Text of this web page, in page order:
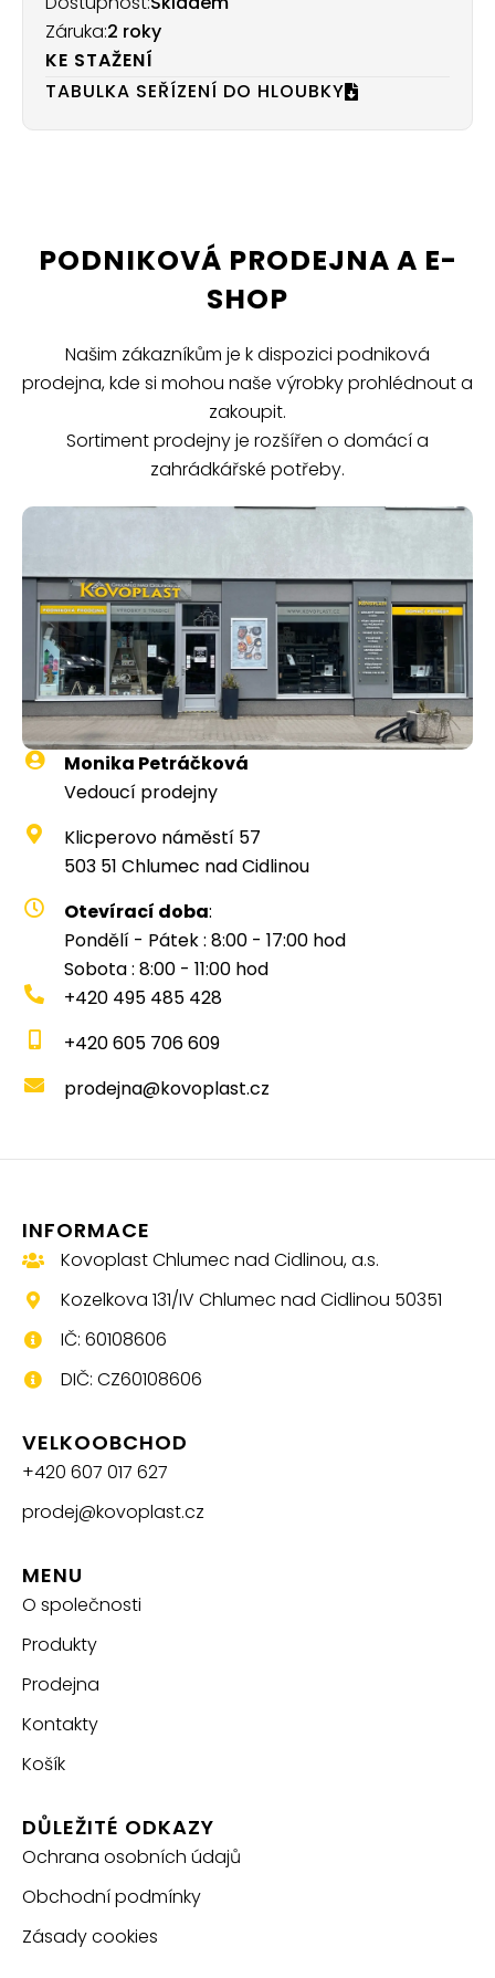
Záruka:2 roky
KE STAŽENÍ
TABULKA SEŘÍZENÍ DO HLOUBKY
PODNIKOVÁ PRODEJNA A E-
SHOP
Našim zákazníkům je k dispozici podniková
prodejna, kde si mohou naše výrobky prohlédnout a
zakoupit.
Sortiment prodejny je rozšířen o domácí a
zahrádkářské potřeby.
Monika Petráčková
Vedoucí prodejny
Klicperovo náměstí 57
503 51 Chlumec nad Cidlinou
Otevírací doba:
Pondělí - Pátek : 8:00 - 17:00 hod
Sobota : 8:00 - 11:00 hod
+420 495 485 428
+420 605 706 609
prodejna@kovoplast.cz
INFORMACE
Kovoplast Chlumec nad Cidlinou, a.s.
Kozelkova 131/IV Chlumec nad Cidlinou 50351
IČ: 60108606
DIČ: CZ60108606
VELKOOBCHOD
+420 607 017 627
prodej@kovoplast.cz
MENU
O společnosti
Produkty
Prodejna
Kontakty
Košík
DŮLEŽITÉ ODKAZY
Ochrana osobních údajů
Obchodní podmínky
Zásady cookies